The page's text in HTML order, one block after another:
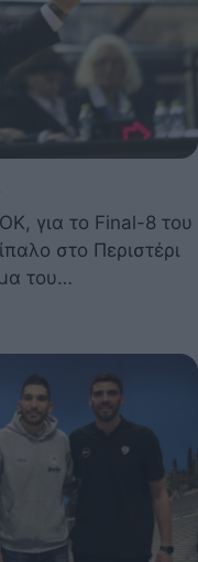
για το Final-8 του
στο Περιστέρι
του…